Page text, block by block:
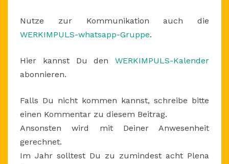
Nutze zur Kommunikation auch die
WERKIMPULS-whatsapp-Gruppe.
Hier kannst Du den WERKIMPULS-Kalender
abonnieren.
Falls Du nicht kommen kannst, schreibe bitte
einen Kommentar zu diesem Beitrag.
Ansonsten wird mit Deiner Anwesenheit
gerechnet.
Im Jahr solltest Du zu zumindest acht Plena